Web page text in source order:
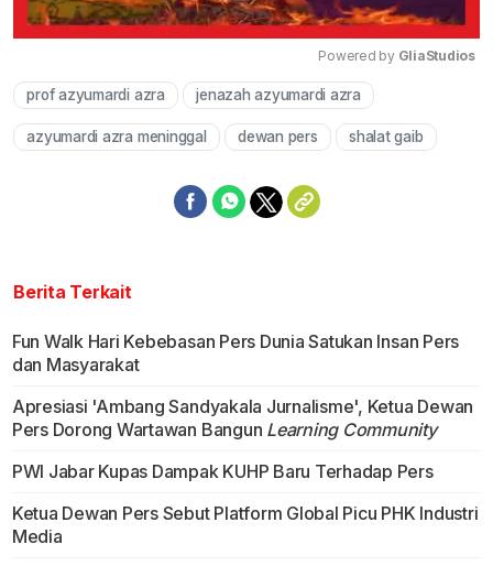
Powered by GliaStudios
prof azyumardi azra jenazah azyumardi azra
azyumardi azra meninggal dewan pers shalat gaib
Berita Terkait
Fun Walk Hari Kebebasan Pers Dunia Satukan Insan Pers
dan Masyarakat
Apresiasi 'Ambang Sandyakala Jurnalisme', Ketua Dewan
Pers Dorong Wartawan Bangun Learning Community
PWI Jabar Kupas Dampak KUHP Baru Terhadap Pers
Ketua Dewan Pers Sebut Platform Global Picu PHK Industri
Media